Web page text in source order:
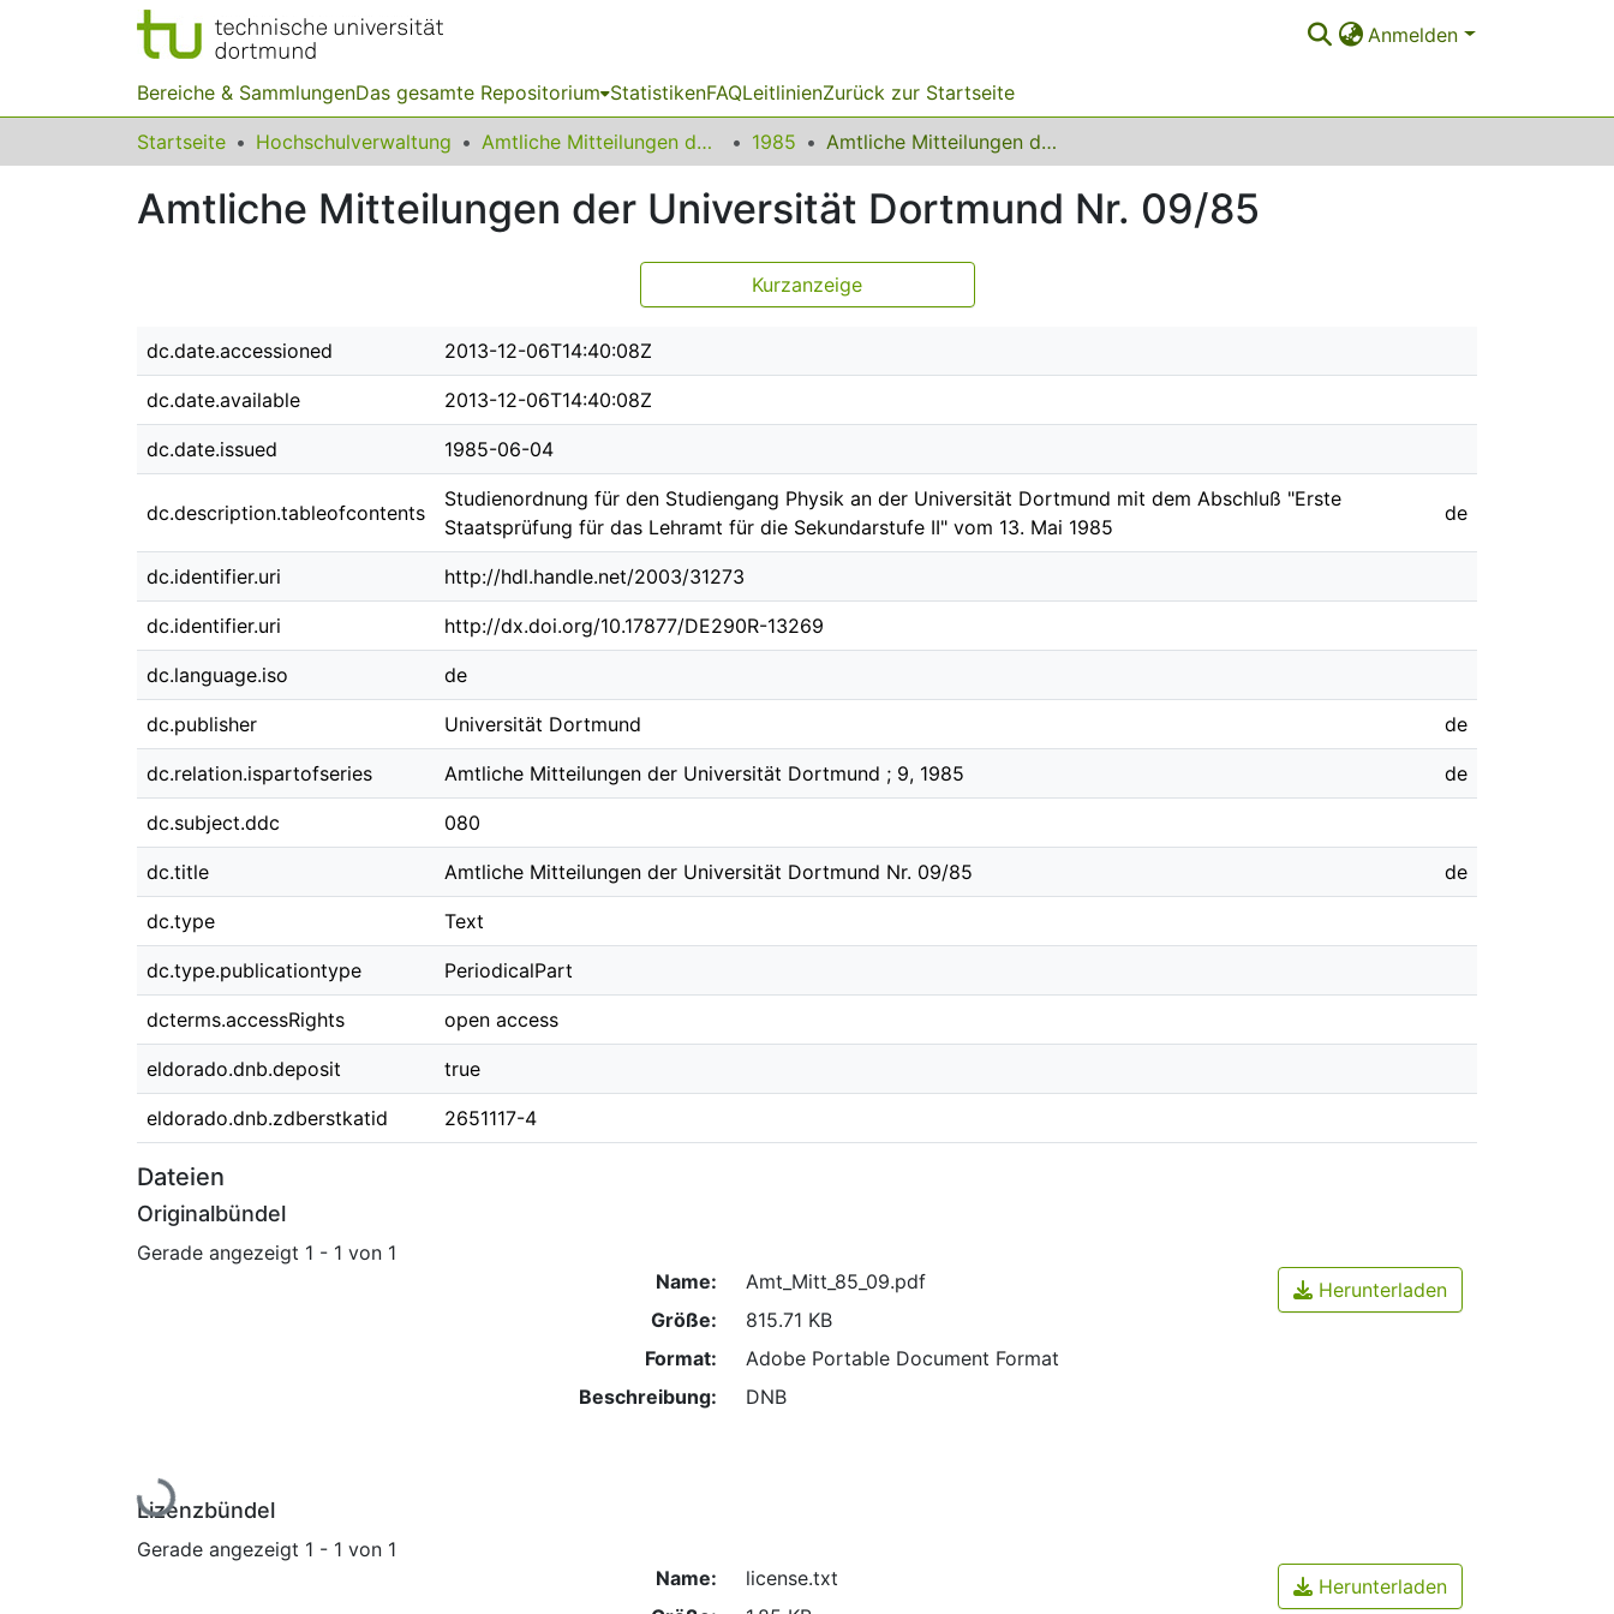
Anmelden
Bereiche & SammlungenDas gesamte Repositorium StatistikenFAQLeitlinienZurück zur Startseite
Startseite Hochschulverwaltung Amtliche Mitteilungen der Technischen Universität Dortmund 1985 Amtliche Mitteilungen der Universität Dortmund Nr. 09/85
Amtliche Mitteilungen der Universität Dortmund Nr. 09/85
Kurzanzeige
dc.date.accessioned 2013-12-06T14:40:08Z
dc.date.available 2013-12-06T14:40:08Z
dc.date.issued 1985-06-04
dc.description.tableofcontents
Studienordnung für den Studiengang Physik an der Universität Dortmund mit dem Abschluß "Erste
Staatsprüfung für das Lehramt für die Sekundarstufe II" vom 13. Mai 1985
de
dc.identifier.uri http://hdl.handle.net/2003/31273
dc.identifier.uri http://dx.doi.org/10.17877/DE290R-13269
dc.language.iso de
dc.publisher Universität Dortmund de
dc.relation.ispartofseries Amtliche Mitteilungen der Universität Dortmund ; 9, 1985 de
dc.subject.ddc 080
dc.title Amtliche Mitteilungen der Universität Dortmund Nr. 09/85 de
dc.type Text
dc.type.publicationtype PeriodicalPart
dcterms.accessRights open access
eldorado.dnb.deposit true
eldorado.dnb.zdberstkatid 2651117-4
Dateien
Originalbündel
Gerade angezeigt 1 - 1 von 1
Lade...
Name:
Amt_Mitt_85_09.pdf
Größe:
815.71 KB
Format:
Adobe Portable Document Format
Beschreibung:
DNB
Herunterladen
Lizenzbündel
Gerade angezeigt 1 - 1 von 1
Name:
license.txt
Herunterladen